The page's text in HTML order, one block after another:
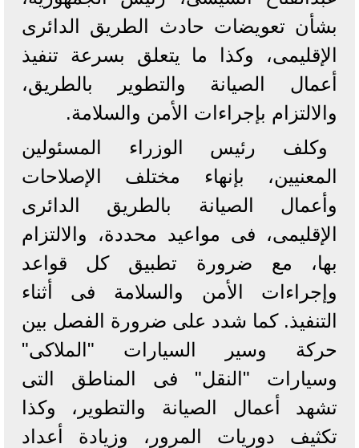
بشأن تعويضات حادث الطريق الدائرى
الإقليمى، وكذا ما يتعلق بسرعة تنفيذ
أعمال الصيانة والتطوير بالطريق،
والالتزام بإجراءات الأمن والسلامة.
وكلف رئيس الوزراء المسئولين
المعنيين، بإنهاء مختلف الإصلاحات
وأعمال الصيانة بالطريق الدائرى
الإقليمى، فى مواعيد محددة، والالتزام
بها، مع ضرورة تطبيق كل قواعد
وإجراءات الأمن والسلامة فى أثناء
التنفيذ. كما شدد على ضرورة الفصل بين
حركة وسير السيارات "الملاكى"
وسيارات "النقل" فى المناطق التى
تشهد أعمال الصيانة والتطوير، وكذا
تكثيف دوريات المرور، وزيادة أعداد